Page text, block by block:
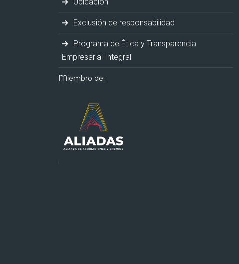
Exclusión de responsabilidad
Programa de Ética y Transparencia
Empresarial Integral
Miembro de: